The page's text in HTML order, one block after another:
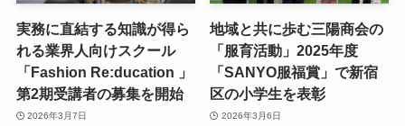
実務に直結する知識が得ら
れる業界人向けスクール
「Fashion Re:ducation 」
第2期受講者の募集を開始
2026年3月7日
地域と共に歩む三陽商会の
「服育活動」2025年度
「SANYO服福賞」で新宿
区の小学生を表彰
2026年3月6日